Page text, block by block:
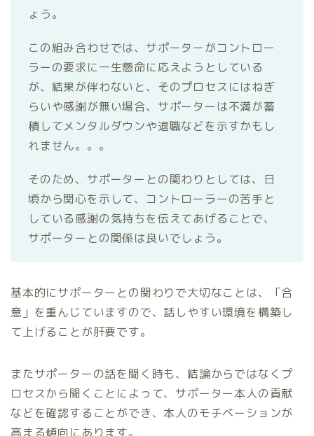
ょう。
この組み合わせでは、サポーターがコントロー
ラーの要求に一生懸命に応えようとしている
が、結果が伴わないと、そのプロセスにはねぎ
らいや感謝が無い場合、サポーターは不満が蓄
積してメンタルダウンや退職などを示すかもし
れません。。。
そのため、サポーターとの関わりとしては、日
頃から関心を示して、コントローラーの苦手と
している感謝の気持ちを伝えてあげることで、
サポーターとの関係は良いでしょう。
基本的にサポーターとの関わりで大切なことは、「合
意」を重んじていますので、話しやすい環境を構築し
て上げることが肝要です。
またサポーターの話を聞く時も、結論からではなくプ
ロセスから聞くことによって、サポーター本人の貢献
などを確認することができ、本人のモチベーションが
高まる傾向にあります。